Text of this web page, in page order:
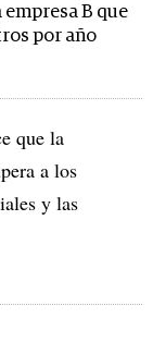
B que
por año
que la
a los
y las